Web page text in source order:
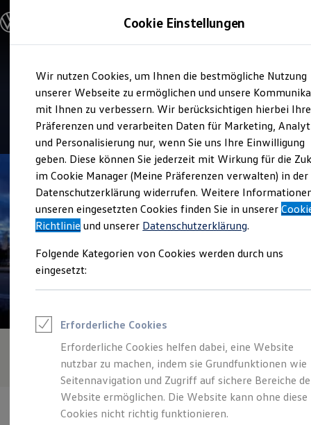
Hauptinhalt
springen
Footer
springen
Modelle und Konfigurator
Modelle vergleichen
Elektroautos
ENERGY Sondermodelle
Nutzfahrzeuge
SUV und CUV
Familienautos
Kombis
Kompaktwagen
Sportwagen
Schnell verfügbare Fahrzeuge
Angebote und Produkte
Aktuelle Angebote
E-Auto-Förderung
Volkswagen Marktplatz
Junge Gebrauchtwagen und Gebrauchtwagen
Volkswagen Zertifizierte Gebrauchtwagen
Zubehör- und Serviceangebote
Leasing
Leasing-Angebote
Gebrauchtwagen Leasing
Junge Gebrauchtwagen-Leasing
Elektroauto Leasing
Kleinwagen-Leasing
Leasing ohne Anzahlung
Finanzierung
Service
Autohaus Braun
5|67 Bewertungen
Cookie Einstellungen
Wir nutzen Cookies, um Ihnen die bestmögliche Nutzung
unserer Webseite zu ermöglichen und unsere
mit Ihnen zu verbessern. Wir berücksichtigen hierbei Ihre
Präferenzen und verarbeiten Daten für Marketing,
und Personalisierung nur, wenn Sie uns Ihre Einwilligung
geben. Diese können Sie jederzeit mit Wirkung für die
im Cookie Manager (Meine Präferenzen verwalten) in der
Datenschutzerklärung widerrufen. Weitere
unseren eingesetzten Cookies finden Sie in unserer
Richtlinie und unserer Datenschutzerklärung.
Folgende Kategorien von Cookies werden durch uns
eingesetzt:
Erforderliche Cookies
Erforderliche Cookies helfen dabei, eine Website
nutzbar zu machen, indem sie Grundfunktionen wie
Seitennavigation und Zugriff auf sichere Bereiche
Website ermöglichen. Die Website kann ohne diese
Cookies nicht richtig funktionieren.